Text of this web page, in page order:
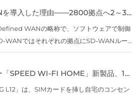
、どの...
を導入した理由――2800拠点へ2～3
WANの略称で、ソフトウェアで制御
WANではそれぞれの拠点にSD-WANルー
、インターネット回線など物理回線の上
「SPEED WI-FI HOME」新製品、11
L12」は、SIMカードを挿し自宅のコンセン